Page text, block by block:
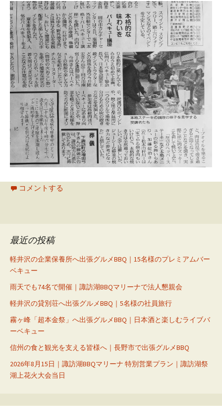
コメントする
最近の投稿
軽井沢の企業保養所へ出張グルメBBQ｜15名様のプレミアムバー
ベキュー
雨天でも74名で開催｜諏訪湖BBQマリーナで法人懇親会
軽井沢の貸別荘へ出張グルメBBQ｜5名様の社員旅行
霧ヶ峰「超本金祭」へ出張グルメBBQ｜日本酒と楽しむライブバ
ーベキュー
信州の食と観光を支える皆様へ｜長野市で出張グルメBBQ
2026年8月15日｜諏訪湖BBQマリーナ 特別営業プラン｜諏訪湖祭
湖上花火大会当日